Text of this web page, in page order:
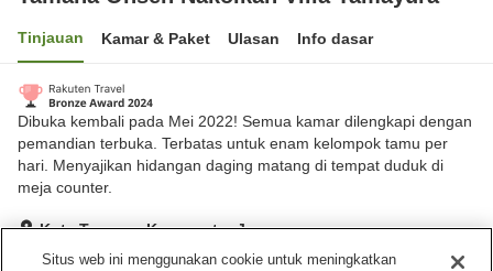
Tinjauan Kamar & Paket Ulasan Info dasar
Dibuka kembali pada Mei 2022! Semua kamar dilengkapi dengan
pemandian terbuka. Terbatas untuk enam kelompok tamu per
hari. Menyajikan hidangan daging matang di tempat duduk di
meja counter.
Kota Tamana, Kumamoto, Jepang
Lihat di peta
Situs web ini menggunakan cookie untuk meningkatkan